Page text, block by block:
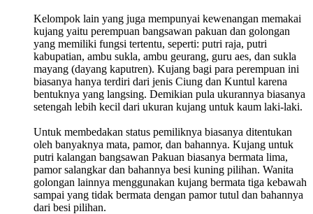
Kelompok lain yang juga mempunyai kewenangan memakai
kujang yaitu perempuan bangsawan pakuan dan golongan
yang memiliki fungsi tertentu, seperti: putri raja, putri
kabupatian, ambu sukla, ambu geurang, guru aes, dan sukla
mayang (dayang kaputren). Kujang bagi para perempuan ini
biasanya hanya terdiri dari jenis Ciung dan Kuntul karena
bentuknya yang langsing. Demikian pula ukurannya biasanya
setengah lebih kecil dari ukuran kujang untuk kaum laki-laki.
Untuk membedakan status pemiliknya biasanya ditentukan
oleh banyaknya mata, pamor, dan bahannya. Kujang untuk
putri kalangan bangsawan Pakuan biasanya bermata lima,
pamor salangkar dan bahannya besi kuning pilihan. Wanita
golongan lainnya menggunakan kujang bermata tiga kebawah
sampai yang tidak bermata dengan pamor tutul dan bahannya
dari besi pilihan.